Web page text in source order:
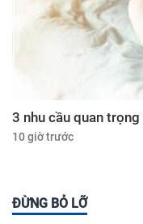
3 nhu cầu quan
10 giờ trước
ĐỪNG BỎ LỠ